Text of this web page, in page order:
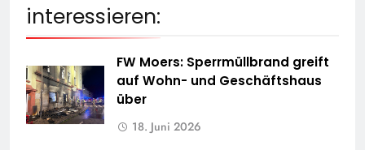
interessieren:
FW Moers: Sperrmüllbrand greift
auf Wohn- und Geschäftshaus
über
18. Juni 2026